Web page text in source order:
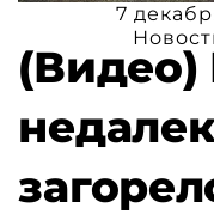
7
(Видео)